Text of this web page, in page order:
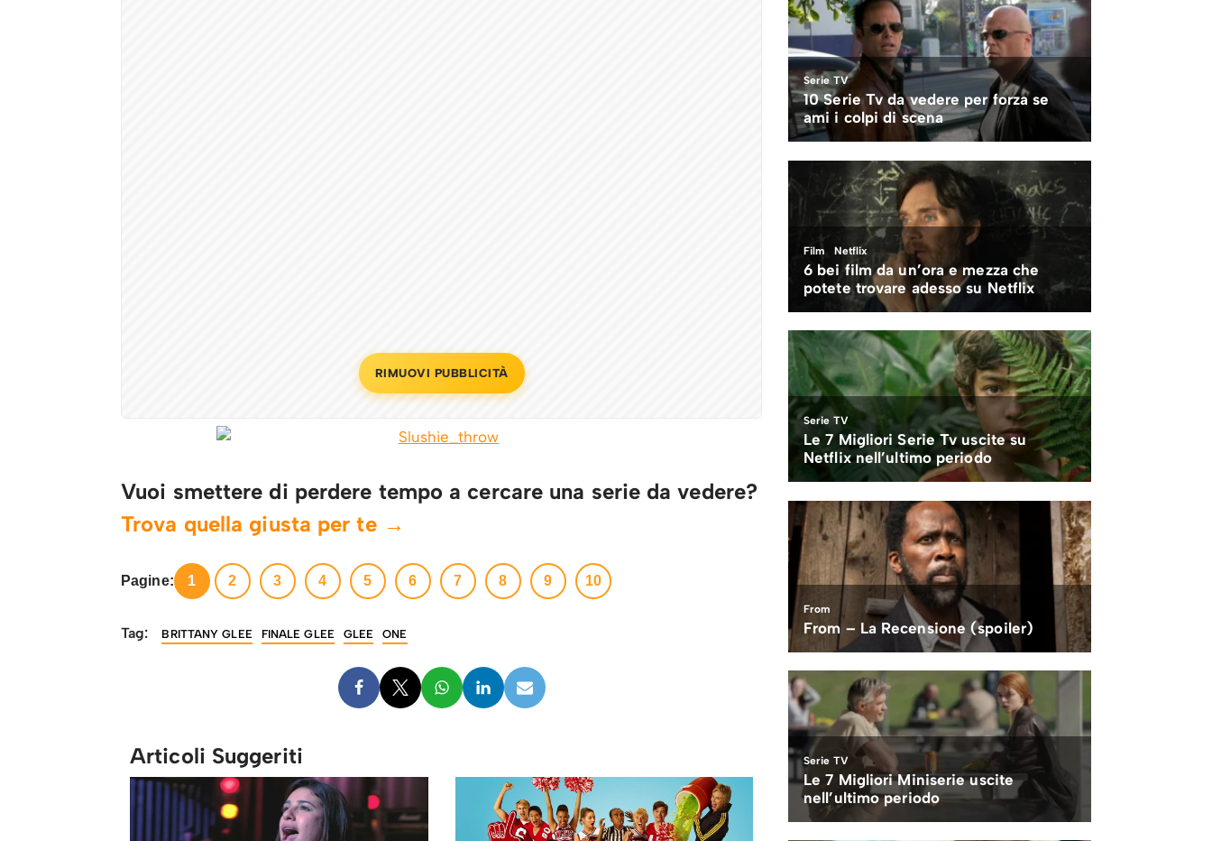
RIMUOVI PUBBLICITÀ
Vuoi smettere di perdere tempo a cercare una serie da vedere?
Trova quella giusta per te →
Pagine: 1 2 3 4 5 6 7 8 9 10
Tag: BRITTANY GLEE FINALE GLEE GLEE ONE
Articoli Suggeriti